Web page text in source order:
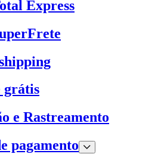
Express
grátis
e Rastreamento
pagamento